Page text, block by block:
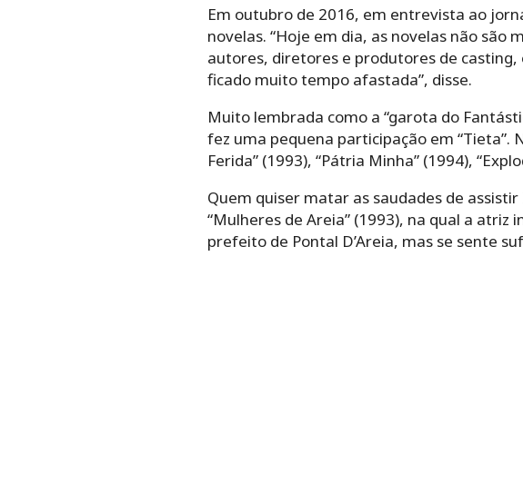
Em outubro de 2016, em entrevista ao
novelas. “Hoje em dia, as novelas não são
autores, diretores e produtores de
ficado muito tempo afastada”, disse.
Muito lembrada como a “garota do
fez uma pequena participação em “Tieta”.
Ferida” (1993), “Pátria Minha” (1994),
Quem quiser matar as saudades de
“Mulheres de Areia” (1993), na qual a
prefeito de Pontal D’Areia, mas se sente